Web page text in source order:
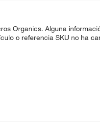
Organics. Alguna
o referencia SKU no ha